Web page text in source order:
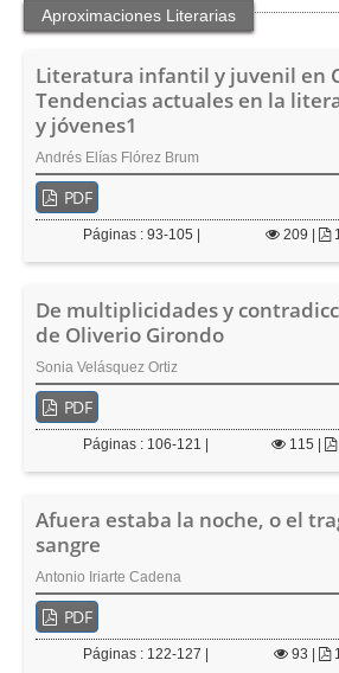
Aproximaciones Literarias
Literatura infantil y juvenil en
Tendencias actuales en la
y jóvenes1
Andrés Elías Flórez Brum
PDF
Páginas : 93-105 | 209 |
De multiplicidades y
de Oliverio Girondo
Sonia Velásquez Ortiz
PDF
Páginas : 106-121 | 115 |
Afuera estaba la noche, o el
sangre
Antonio Iriarte Cadena
PDF
Páginas : 122-127 | 93 |